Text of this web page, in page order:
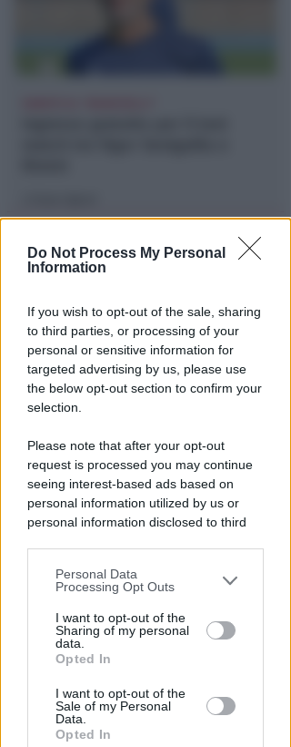
Do Not Process My Personal
Information
If you wish to opt-out of the sale, sharing
to third parties, or processing of your
personal or sensitive information for
targeted advertising by us, please use
the below opt-out section to confirm your
selection.
Please note that after your opt-out
request is processed you may continue
seeing interest-based ads based on
personal information utilized by us or
personal information disclosed to third
You may separately opt-out of the further
disclosure of your personal information
by third parties on the IAB’s list of
downstream participants.
by us to third parties on the IAB’s List of
Downstream Participants that may
further disclose it to other third parties.
Personal Data
Processing Opt Outs
I want to opt-out of the
Sharing of my personal
data.
Opted In
I want to opt-out of the
Sale of my Personal
Data.
Opted In
CRER FIGC LND
per il Rimini prima sul campo
della Sammaurese
diIcaro Sport VIDEO
EPISODI FUORI E NON DI CLIENTI
Chiusura Red Devil. Legali del